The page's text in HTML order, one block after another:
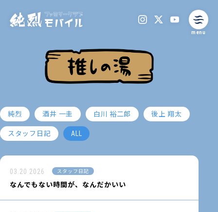
menu
純烈 酒井 一圭 白川 裕二郎 後上 翔太
スタッフ日記 ALL
03.20 2026 スタッフ日記
なんでもない時間が、なんだかいい